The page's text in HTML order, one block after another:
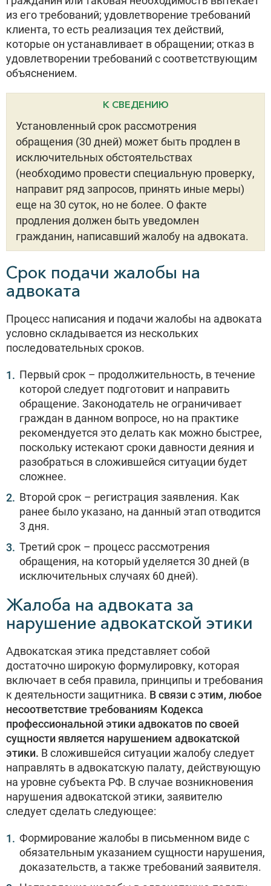
из его требований; удовлетворение требований
клиента, то есть реализация тех действий,
которые он устанавливает в обращении; отказ в
удовлетворении требований с соответствующим
объяснением.
К СВЕДЕНИЮ
Установленный срок рассмотрения
обращения (30 дней) может быть продлен в
исключительных обстоятельствах
(необходимо провести специальную проверку,
направит ряд запросов, принять иные меры)
еще на 30 суток, но не более. О факте
продления должен быть уведомлен
гражданин, написавший жалобу на адвоката.
Срок подачи жалобы на
адвоката
Процесс написания и подачи жалобы на адвоката
условно складывается из нескольких
последовательных сроков.
Первый срок – продолжительность, в течение
которой следует подготовит и направить
обращение. Законодатель не ограничивает
граждан в данном вопросе, но на практике
рекомендуется это делать как можно быстрее,
поскольку истекают сроки давности деяния и
разобраться в сложившейся ситуации будет
сложнее.
Второй срок – регистрация заявления. Как
ранее было указано, на данный этап отводится
3 дня.
Третий срок – процесс рассмотрения
обращения, на который уделяется 30 дней (в
исключительных случаях 60 дней).
Жалоба на адвоката за
нарушение адвокатской этики
Адвокатская этика представляет собой
достаточно широкую формулировку, которая
включает в себя правила, принципы и требования
к деятельности защитника. В связи с этим, любое
несоответствие требованиям Кодекса
профессиональной этики адвокатов по своей
сущности является нарушением адвокатской
этики. В сложившейся ситуации жалобу следует
направлять в адвокатскую палату, действующую
на уровне субъекта РФ. В случае возникновения
нарушения адвокатской этики, заявителю
следует сделать следующее:
Формирование жалобы в письменном виде с
обязательным указанием сущности нарушения,
доказательств, а также требований заявителя.